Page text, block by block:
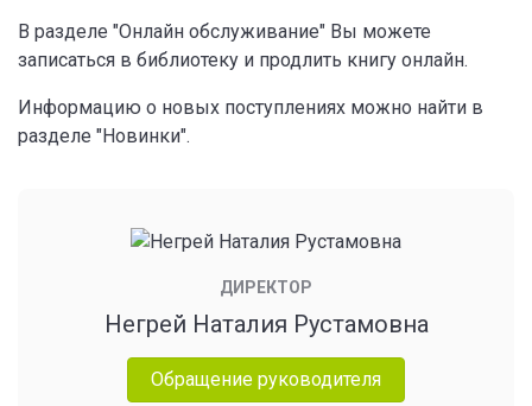
В разделе "Онлайн обслуживание" Вы можете
записаться в библиотеку и продлить книгу онлайн.
Информацию о новых поступлениях можно найти в
разделе "Новинки".
ДИРЕКТОР
Негрей Наталия Рустамовна
Обращение руководителя